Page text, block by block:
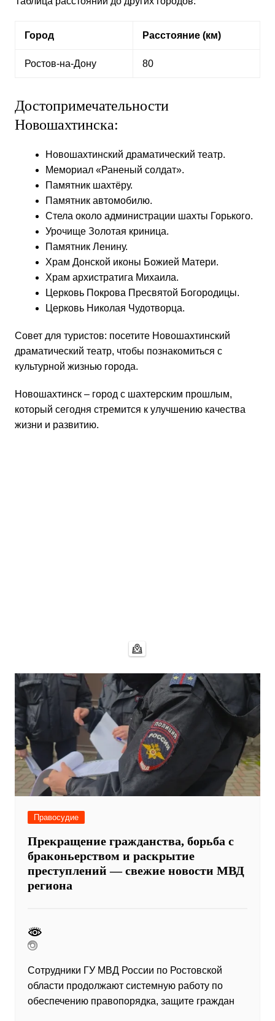
Город Расстояние (км)
Ростов-на-Дону 80
Достопримечательности
Новошахтинска:
Новошахтинский драматический театр.
Мемориал «Раненый солдат».
Памятник шахтёру.
Памятник автомобилю.
Стела около администрации шахты Горького.
Урочище Золотая криница.
Памятник Ленину.
Храм Донской иконы Божией Матери.
Храм архистратига Михаила.
Церковь Покрова Пресвятой Богородицы.
Церковь Николая Чудотворца.
Совет для туристов: посетите Новошахтинский
драматический театр, чтобы познакомиться с
культурной жизнью города.
Новошахтинск – город с шахтерским прошлым,
который сегодня стремится к улучшению качества
жизни и развитию.
Правосудие
Прекращение гражданства, борьба с
браконьерством и раскрытие
преступлений — свежие новости МВД
региона
Сотрудники ГУ МВД России по Ростовской
области продолжают системную работу по
обеспечению правопорядка, защите граждан